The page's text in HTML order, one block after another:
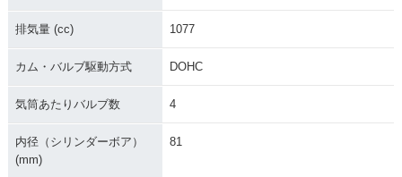
排気量 (cc) 1077
カム・バルブ駆動方式 DOHC
気筒あたりバルブ数 4
内径（シリンダーボア）
(mm)
81